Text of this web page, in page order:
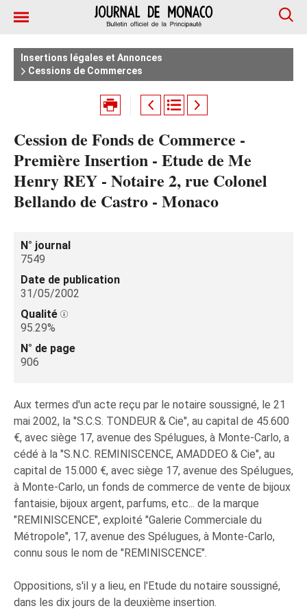
Insertions légales et Annonces
Cessions de Commerces
Cession de Fonds de Commerce -
Première Insertion - Etude de Me
Henry REY - Notaire 2, rue Colonel
Bellando de Castro - Monaco
N° journal
7549
Date de publication
31/05/2002
Qualité
95.29%
N° de page
906
Aux termes d'un acte reçu par le notaire soussigné, le 21
mai 2002, la "S.C.S. TONDEUR & Cie", au capital de 45.600
€, avec siège 17, avenue des Spélugues, à Monte-Carlo, a
cédé à la "S.N.C. REMINISCENCE, AMADDEO & Cie", au
capital de 15.000 €, avec siège 17, avenue des Spélugues,
à Monte-Carlo, un fonds de commerce de vente de bijoux
fantaisie, bijoux argent, parfums, etc... de la marque
"REMINISCENCE", exploité "Galerie Commerciale du
Métropole", 17, avenue des Spélugues, à Monte-Carlo,
connu sous le nom de "REMINISCENCE".
Oppositions, s'il y a lieu, en l'Etude du notaire soussigné,
dans les dix jours de la deuxième insertion.